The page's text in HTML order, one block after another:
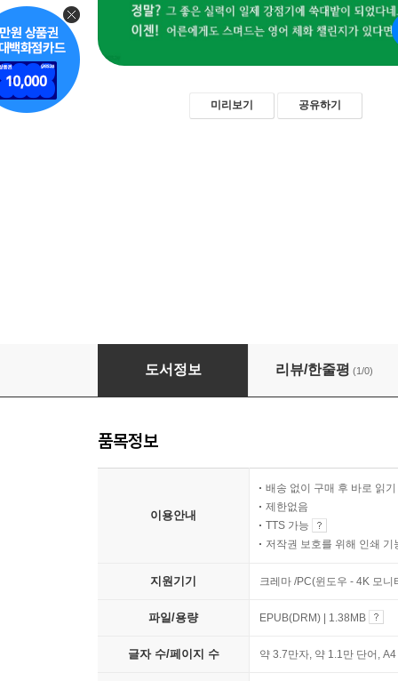
미리보기 공유하기
뜻밖의 영어
도서정보 리뷰/한줄평 (1/0)
품목정보
이용안내
배송 없이 구매 후 바로 읽기
제한없음
TTS 가능
저작권 보호를 위해 인쇄 기
지원기기 크레마 /PC(윈도우 - 4K 모
파일/용량 EPUB(DRM) | 1.38MB
글자 수/페이지 수 약 3.7만자, 약 1.1만 단어,